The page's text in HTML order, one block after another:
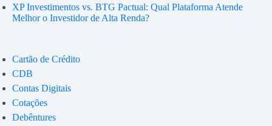
XP Investimentos vs. BTG Pactual: Qual Plataforma Atende
Melhor o Investidor de Alta Renda?
Cartão de Crédito
CDB
Contas Digitais
Cotações
Debêntures